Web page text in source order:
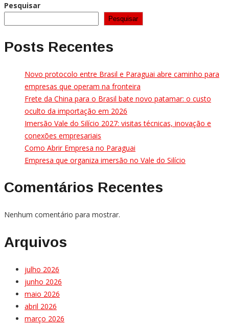
Pesquisar
Pesquisar
Posts Recentes
Novo protocolo entre Brasil e Paraguai abre caminho para
empresas que operam na fronteira
Frete da China para o Brasil bate novo patamar: o custo
oculto da importação em 2026
Imersão Vale do Silício 2027: visitas técnicas, inovação e
conexões empresariais
Como Abrir Empresa no Paraguai
Empresa que organiza imersão no Vale do Silício
Comentários Recentes
Nenhum comentário para mostrar.
Arquivos
julho 2026
junho 2026
maio 2026
abril 2026
março 2026